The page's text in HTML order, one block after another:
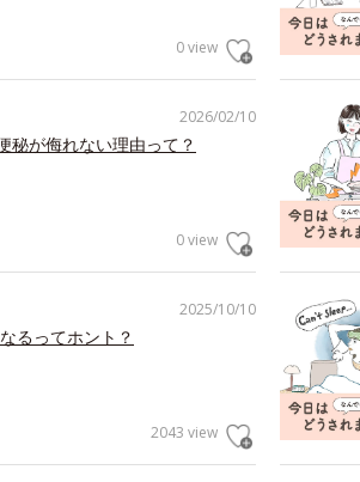
0 view
2026/02/10
秘が侮れない理由って？
0 view
2025/10/10
るってホント？
2043 view